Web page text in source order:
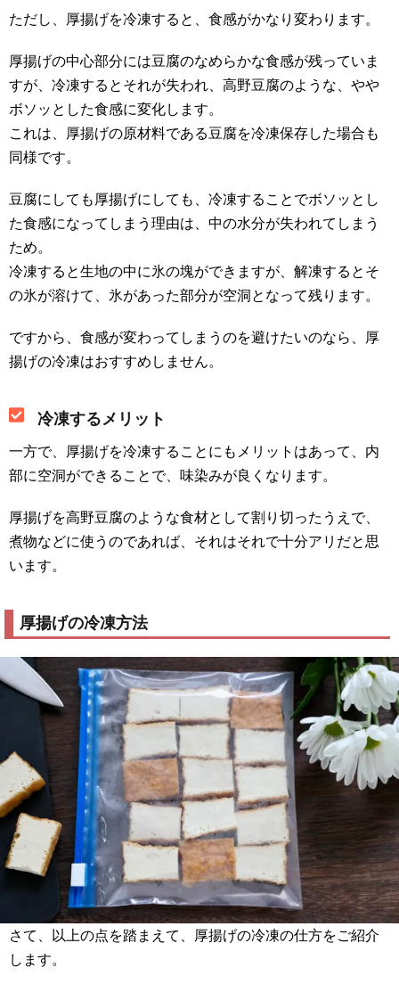
ただし、厚揚げを冷凍すると、食感がかなり変わります。
厚揚げの中心部分には豆腐のなめらかな食感が残っていま
すが、冷凍するとそれが失われ、高野豆腐のような、やや
ボソッとした食感に変化します。
これは、厚揚げの原材料である豆腐を冷凍保存した場合も
同様です。
豆腐にしても厚揚げにしても、冷凍することでボソッとし
た食感になってしまう理由は、中の水分が失われてしまう
ため。
冷凍すると生地の中に氷の塊ができますが、解凍するとそ
の氷が溶けて、氷があった部分が空洞となって残ります。
ですから、食感が変わってしまうのを避けたいのなら、厚
揚げの冷凍はおすすめしません。
冷凍するメリット
一方で、厚揚げを冷凍することにもメリットはあって、内
部に空洞ができることで、味染みが良くなります。
厚揚げを高野豆腐のような食材として割り切ったうえで、
煮物などに使うのであれば、それはそれで十分アリだと思
います。
厚揚げの冷凍方法
さて、以上の点を踏まえて、厚揚げの冷凍の仕方をご紹介
します。